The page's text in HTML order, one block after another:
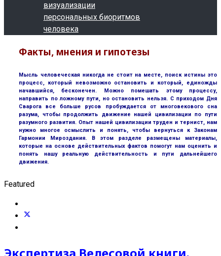
визуализации
персональных биоритмов
человека
Факты, мнения и гипотезы
Мысль человеческая никогда не стоит на месте, поиск истины это
процесс, который невозможно остановить и который, единожды
начавшийся, бесконечен. Можно помешать этому процессу,
направить по ложному пути, но остановить нельзя. С приходом Дня
Сварога все больше русов пробуждается от многовекового сна
разума, чтобы продолжить движение нашей цивилизации по пути
разумного развития. Опыт нашей цивилизации труден и тернист, нам
нужно многое осмыслить и понять, чтобы вернуться к Законам
Гармонии Мироздания. В этом разделе размещены материалы,
которые на основе действительных фактов помогут нам оценить и
понять нашу реальную действительность и пути дальнейшего
движения.
Featured
Экспертиза Велесовой книги.